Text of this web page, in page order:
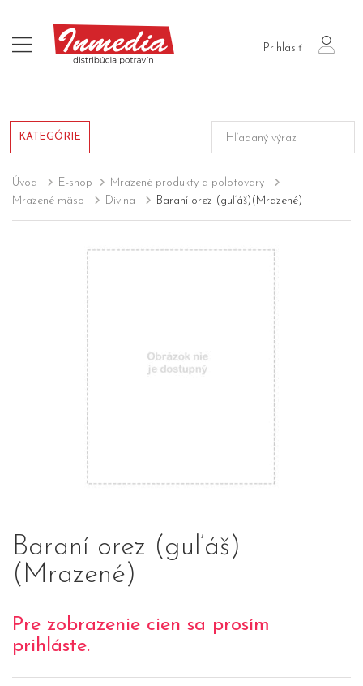
Prihlásiť
login
KATEGÓRIE
Úvod E-shop
Mrazené produkty a polotovary
Mrazené mäso
Divina Baraní orez (guľáš)(Mrazené)
Baraní orez (guľáš)
(Mrazené)
Pre zobrazenie cien sa prosím
prihláste.